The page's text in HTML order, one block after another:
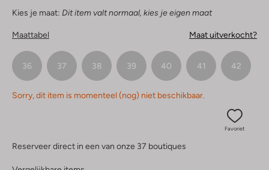
Kies je maat: Dit item valt normaal, kies je eigen maat
Maattabel Maat uitverkocht?
36 37 38 39 40 41 42
Sorry, dit item is momenteel (nog) niet beschikbaar.
Favoriet
Reserveer direct in een van onze 37 boutiques